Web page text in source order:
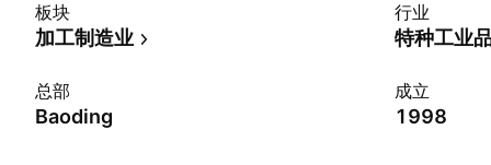
板块
加工制造业
行业
特种工业
总部
Baoding
成立
1998